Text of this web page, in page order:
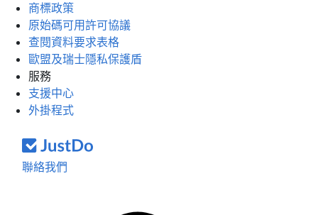
商標政策
原始碼可用許可協議
查閱資料要求表格
歐盟及瑞士隱私保護盾
服務
支援中心
外掛程式
聯絡我們